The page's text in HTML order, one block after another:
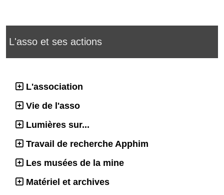
L'asso et ses actions
L'association
Vie de l'asso
Lumières sur...
Travail de recherche Apphim
Les musées de la mine
Matériel et archives